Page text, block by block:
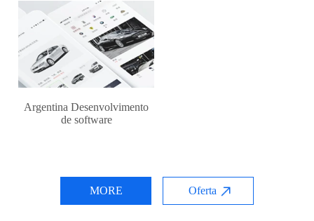
Argentina Desenvolvimento
de software
MORE Oferta